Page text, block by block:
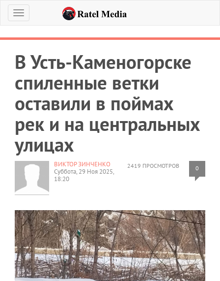
Меню
В Усть-Каменогорске
спиленные ветки
оставили в поймах
рек и на центральных
улицах
2419 ПРОСМОТРОВ 0
ВИКТОР ЗИНЧЕНКО
Суббота, 29 Ноя 2025,
18:20